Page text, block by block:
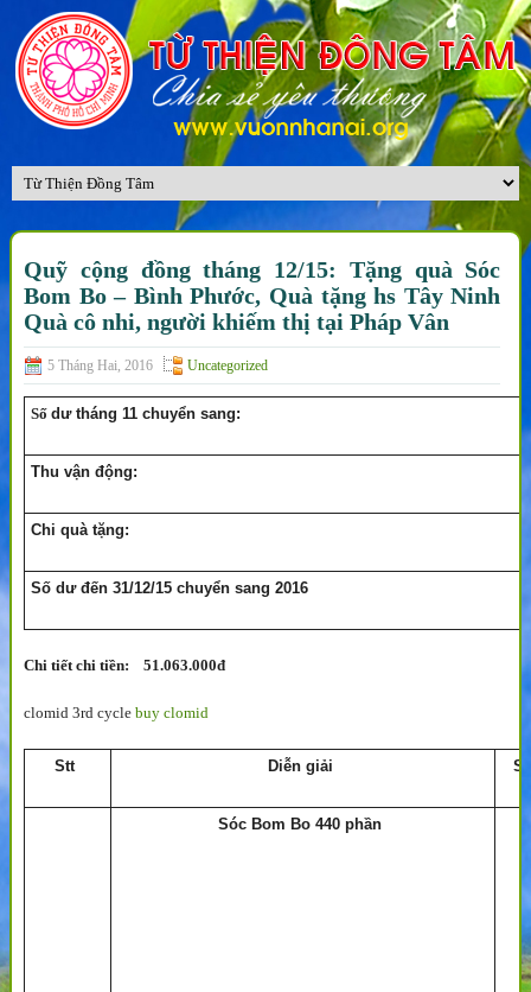
Quỹ cộng đồng tháng 12/15: Tặng quà Sóc
Bom Bo – Bình Phước, Quà tặng hs Tây Ninh
Quà cô nhi, người khiếm thị tại Pháp Vân
5 Tháng Hai, 2016 Uncategorized
Số dư tháng 11 chuyển sang:
Thu vận động:
Chi quà tặng:
Số dư đến 31/12/15 chuyển sang 2016
Chi tiết chi tiền: 51.063.000đ
clomid 3rd cycle buy clomid
Stt Diễn giải
Sóc Bom Bo 440 phần